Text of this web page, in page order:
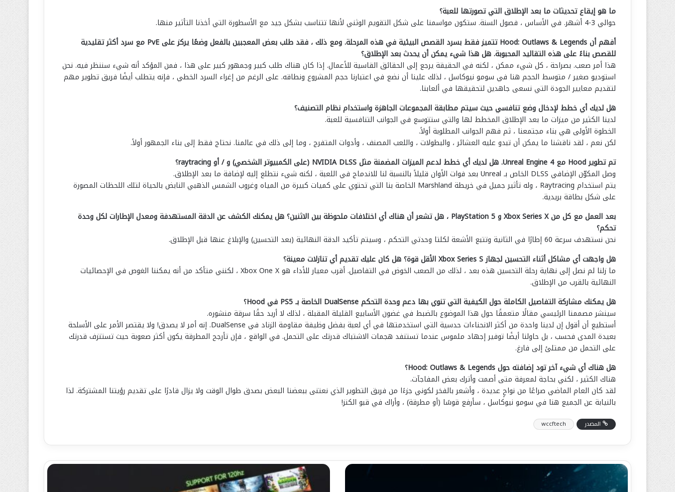
ما هو إيقاع تحديثات ما بعد الإطلاق التي تصورتها للعبة؟
حوالي 3-4 أشهر. في الأساس ، فصول السنة. ستكون مواسمنا على شكل التقويم الوثني لأنها تتناسب بشكل جيد مع الأسطورة التي أخذنا التأثير منها.
أفهم أن Hood: Outlaws & Legends تتميز فقط بسرد القصص البيئية في هذه المرحلة. ومع ذلك ، فقد طلب بعض المعجبين بالفعل وضعًا يركز على PvE مع سرد أكثر تقليدية
للقصص بناءً على هذه التقاليد المحبوبة. هل هذا شيء يمكن أن يحدث بعد الإطلاق؟
هذا أمر صعب. بصراحة ، كل شيء ممكن ، لكنه في الحقيقة يرجع إلى الحقائق القاسية للأعمال. إذا كان هناك طلب كبير وجمهور كبير على هذا ، فمن المؤكد أنه شيء سننظر فيه. نحن
استوديو صغير / متوسط ​​الحجم هنا في سومو نيوكاسل ، لذلك علينا أن نضع في اعتبارنا حجم المشروع ونطاقه. على الرغم من إغراء السرد الخطي ، فإنه يتطلب أيضًا فريق تطوير مهم
لتقديم معايير الجودة التي نسعى جاهدين لتحقيقها في ألعابنا.
هل لديك أي خطط لإدخال وضع تنافسي حيث سيتم مطابقة المجموعات الجاهزة واستخدام نظام التصنيف؟
لدينا الكثير من ميزات ما بعد الإطلاق المخطط لها والتي ستتوسع في الجوانب التنافسية للعبة.
الخطوة الأولى هي بناء مجتمعنا ، ثم فهم الجوانب المطلوبة أولاً.
لكن نعم ، لقد ناقشنا ما يمكن أن تبدو عليه العشائر ، والبطولات ، واللعب المصنف ، وأدوات المتفرج ، وما إلى ذلك في عالمنا. نحتاج فقط إلى بناء الجمهور أولاً.
تم تطوير Hood مع Unreal Engine 4. هل لديك أي خطط لدعم الميزات المضمنة مثل NVIDIA DLSS (على الكمبيوتر الشخصي) و / أو raytracing؟
وصل المكوّن الإضافي DLSS الخاص بـ Unreal بعد فوات الأوان قليلاً بالنسبة لنا للاندماج في اللعبة ، لكنه شيء نتطلع إليه لإضافة ما بعد الإطلاق.
يتم استخدام Raytracing ، وله تأثير جميل في خريطة Marshland الخاصة بنا التي تحتوي على كميات كبيرة من المياه وغروب الشمس الذهبي النابض بالحياة لتلك اللحظات المصورة
على شكل بطاقة بريدية.
بعد العمل مع كل من Xbox Series X و PlayStation 5 ، هل تشعر أن هناك أي اختلافات ملحوظة بين الاثنين؟ هل يمكنك الكشف عن الدقة المستهدفة ومعدل الإطارات لكل وحدة
تحكم؟
نحن نستهدف سرعة 60 إطارًا في الثانية وتتبع الأشعة لكلتا وحدتي التحكم ، وسيتم تأكيد الدقة النهائية (بعد التحسين) والإبلاغ عنها قبل الإطلاق.
هل واجهت أي مشاكل أثناء التحسين لجهاز Xbox Series S الأقل قوة؟ هل كان عليك تقديم أي تنازلات معينة؟
ما زلنا لم نصل إلى نهاية رحلة التحسين هذه بعد ، لذلك من الصعب الخوض في التفاصيل. أقرب معيار للأداء هو Xbox One X ، لكنني متأكد من أنه يمكننا الغوص في الإحصائيات
النهائية بالقرب من الإطلاق.
هل يمكنك مشاركة التفاصيل الكاملة حول الكيفية التي تنوي بها دعم وحدة التحكم DualSense الخاصة بـ PS5 في Hood؟
سينشر مصممنا الرئيسي مقالًا متعمقًا حول هذا الموضوع بالضبط في غضون الأسابيع القليلة المقبلة ، لذلك لا أريد حقًا سرقة منشوره.
أستطيع أن أقول إن لدينا واحدة من أكثر الانحناءات حدسية التي استخدمتها في أي لعبة بفضل وظيفة مقاومة الزناد في DualSense. إنه أمر لا يصدق! ولا يقتصر الأمر على الأسلحة
بعيدة المدى فحسب ، بل حاولنا أيضًا توفير إجهاد ملموس عندما تستنفد هجمات الاشتباك قدرتك على التحمل. في الواقع ، فإن تأرجح المطرقة يكون أكثر صعوبة حيث تستنزف قدرتك
على التحمل من ممتلئ إلى فارغ.
هل هناك أي شيء آخر تود إضافته حول Hood: Outlaws & Legends؟
هناك الكثير ، لكني بحاجة لمعرفة متى أصمت وأترك ​​بعض المفاجآت.
لقد كان العام الماضي صراعًا من نواحٍ عديدة ، وأشعر بالفخر لكوني جزءًا من فريق التطوير الذي نعتنى ببعضنا البعض بصدق طوال الوقت ولا يزال قادرًا على تقديم رؤيتنا المشتركة. لذا
بالنيابة عن الجميع هنا في سومو نيوكاسل ، سأرفع قوسًا (أو مطرقة) ، وأراك في قبو الكنز!
المصدر wccftech
س
ت
س